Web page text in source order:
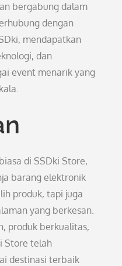
bergabung dalam
dengan
mendapatkan
dan
event menarik yang
di SSDki Store,
barang elektronik
produk, tapi juga
yang berkesan.
produk berkualitas,
Store telah
destinasi terbaik